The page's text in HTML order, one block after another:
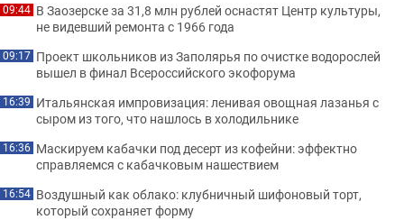
09:44 В Заозерске за 31,8 млн рублей оснастят Центр культуры,
не видевший ремонта с 1966 года
09:17 Проект школьников из Заполярья по очистке водорослей
вышел в финал Всероссийского экофорума
16:39 Итальянская импровизация: ленивая овощная лазанья с
сыром из того, что нашлось в холодильнике
16:36 Маскируем кабачки под десерт из кофейни: эффектно
справляемся с кабачковым нашествием
16:54 Воздушный как облако: клубничный шифоновый торт,
который сохраняет форму